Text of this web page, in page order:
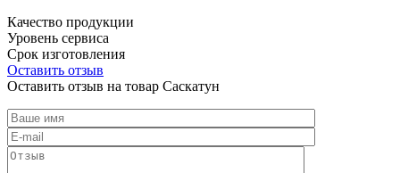
Качество продукции
Уровень сервиса
Срок изготовления
Оставить отзыв
Оставить отзыв на товар Саскатун